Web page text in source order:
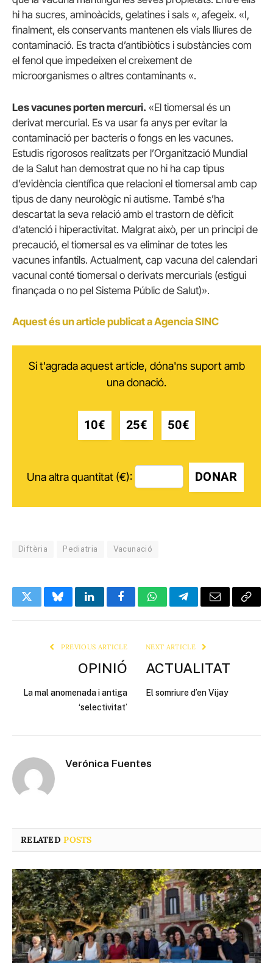
hi ha sucres, aminoàcids, gelatines i sals «, afegeix. «I,
finalment, els conservants mantenen els vials lliures de
contaminació. Es tracta d’antibiòtics i substàncies com
el fenol que impedeixen el creixement de
microorganismes o altres contaminants «.
Les vacunes porten mercuri. «El tiomersal és un
derivat mercurial. Es va usar fa anys per evitar la
contaminació per bacteris o fongs en les vacunes.
Estudis rigorosos realitzats per l’Organització Mundial
de la Salut han demostrat que no hi ha cap tipus
d’evidència científica que relacioni el tiomersal amb cap
tipus de dany neurològic ni autisme. També s’ha
descartat la seva relació amb el trastorn de dèficit
d’atenció i hiperactivitat. Malgrat això, per un principi de
precaució, el tiomersal es va eliminar de totes les
vacunes infantils. Actualment, cap vacuna del calendari
vacunal conté tiomersal o derivats mercurials (estigui
finançada o no pel Sistema Públic de Salut)».
Aquest és un article publicat a Agencia SINC
Si t'agrada aquest article, dóna'ns suport amb
una donació.
10€ 25€ 50€
Una altra quantitat (€): DONAR
Diftèria Pediatria Vacunació
TwitterBlueskyLinkedInFacebookWhatsAppTelegramEmail Copy
PREVIOUS ARTICLE
OPINIÓ
La mal anomenada i antiga
‘selectivitat’
NEXT ARTICLE
ACTUALITAT
El somriure d’en Vijay
Verónica Fuentes
RELATEDPOSTS